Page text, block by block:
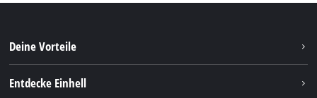
Deine Vorteile
Entdecke Einhell